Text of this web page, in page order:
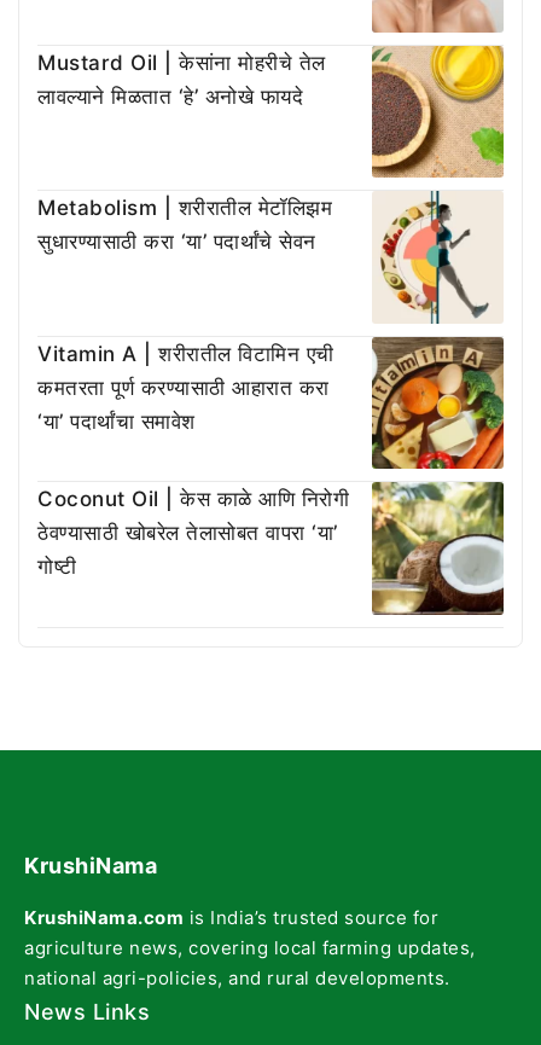
Mustard Oil | केसांना मोहरीचे तेल
लावल्याने मिळतात ‘हे’ अनोखे फायदे
Metabolism | शरीरातील मेटॉलिझम
सुधारण्यासाठी करा ‘या’ पदार्थांचे सेवन
Vitamin A | शरीरातील विटामिन एची
कमतरता पूर्ण करण्यासाठी आहारात करा
‘या’ पदार्थांचा समावेश
Coconut Oil | केस काळे आणि निरोगी
ठेवण्यासाठी खोबरेल तेलासोबत वापरा ‘या’
गोष्टी
KrushiNama
KrushiNama.com is India’s trusted source for
agriculture news, covering local farming updates,
national agri-policies, and rural developments.
News Links